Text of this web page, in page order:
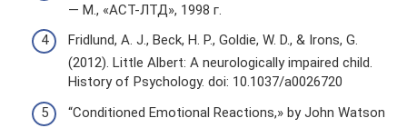
— М., «АСТ-ЛТД», 1998 г.
Fridlund, A. J., Beck, H. P., Goldie, W. D., & Irons, G.
(2012). Little Albert: A neurologically impaired child.
History of Psychology. doi: 10.1037/a0026720
“Conditioned Emotional Reactions,» by John Watson